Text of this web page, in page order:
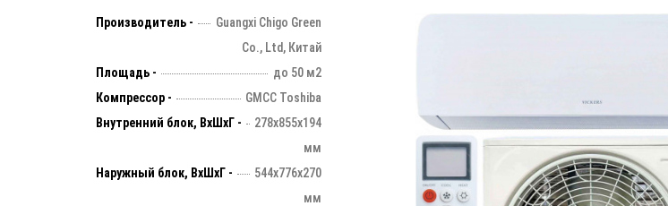
Производитель -
Guangxi Chigo Green
Co., Ltd, Китай
Площадь -
до 50 м2
Компрессор -
GMCC Toshiba
Внутренний блок, ВхШхГ -
278х855х194
мм
Наружный блок, ВхШхГ -
544х776х270
мм